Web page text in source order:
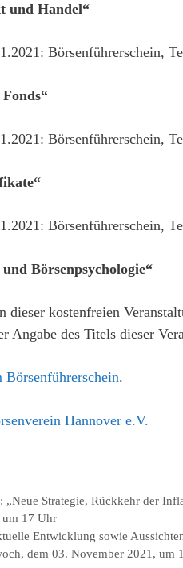
und Handel“
Börsenführerschein,
Börsenführerschein,
Börsenführerschein,
Börsenpsychologie“
dieser kostenfreien
Angabe des Titels dieser
.
Hannover e.V.
„Neue Strategie, Rückkehr der
17 Uhr
Entwicklung sowie
dem 03. November 2021, um